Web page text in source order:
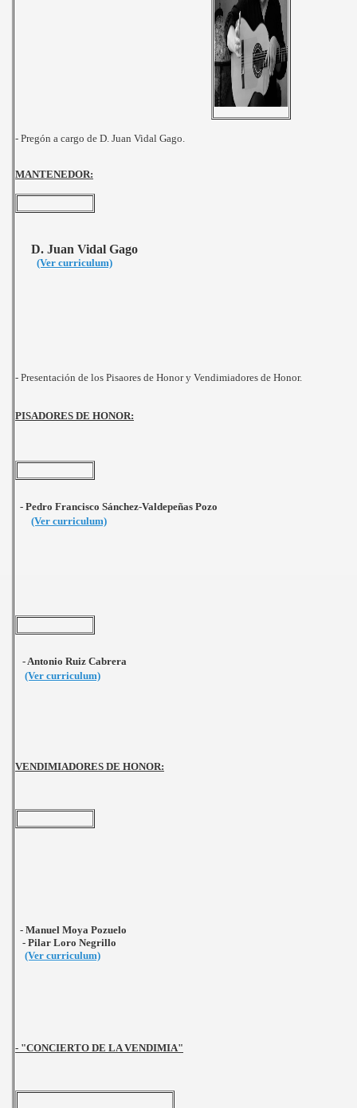
- Pregón a cargo de D. Juan Vidal Gago.
MANTENEDOR:
D. Juan Vidal Gago
(Ver curriculum)
- Presentación de los Pisaores de Honor y Vendimiadores de Honor.
PISADORES DE HONOR:
- Pedro Francisco Sánchez-Valdepeñas Pozo
(Ver curriculum)
- Antonio Ruiz Cabrera
(Ver curriculum)
VENDIMIADORES DE HONOR:
- Manuel Moya Pozuelo
- Pilar Loro Negrillo
(Ver curriculum)
- "CONCIERTO DE LA VENDIMIA"